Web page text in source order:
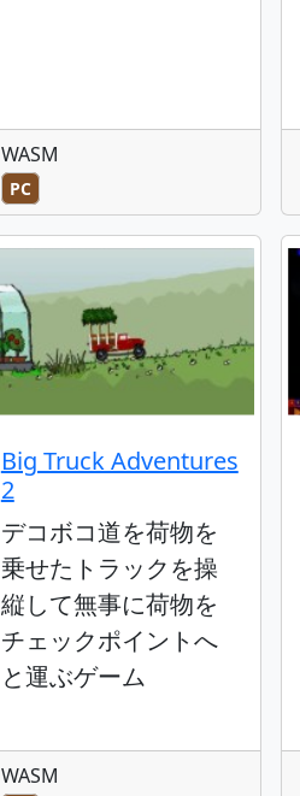
WASM
PC
Big Truck Adventures
2
デコボコ道を荷物を
乗せたトラックを操
縦して無事に荷物を
チェックポイントへ
と運ぶゲーム
WASM